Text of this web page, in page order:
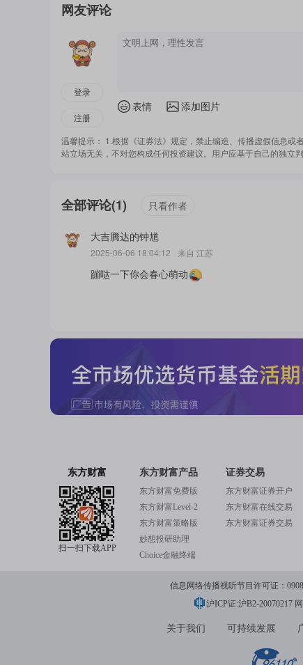
网友评论
登录
注册
表情 添加图片
温馨提示： 1.根据《证券法》规定，禁止编造、传播虚假信息
站立场无关，不对您构成任何投资建议。用户应基于自己的独立
全部评论(1) 只看作者
大吉腾达的钟馗
2025-06-06 18:04:12 来自 江苏
蹦哒一下你会春心萌动
东方财富
扫一扫下载APP
东方财富产品
东方财富免费版
东方财富Level-2
东方财富策略版
妙想投研助理
Choice金融终端
证券交易
东方财富证券开户
东方财富在线交易
东方财富证券交易
信息网络传播视听节目许可证：
沪ICP证:沪B2-20070217
关于我们 可持续发展